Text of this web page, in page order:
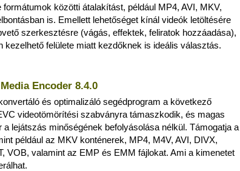
formátumok közötti átalakítást, például MP4, AVI, MKV,
is. Emellett lehetőséget kínál videók letöltésére
szerkesztésre (vágás, effektek, feliratok hozzáadása),
kezelhető felülete miatt kezdőknek is ideális választás.
Encoder 8.4.0
és optimalizáló segédprogram a következő
videotömörítési szabványra támaszkodik, és magas
lejátszás minőségének befolyásolása nélkül. Támogatja a
például az MKV konténerek, MP4, M4V, AVI, DIVX,
VOB, valamint az EMP és EMM fájlokat. Ami a kimenetet